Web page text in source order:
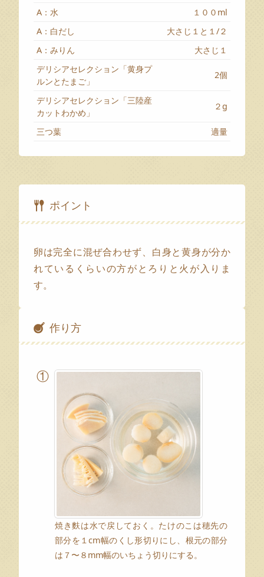
A：水
１００ml
A：白だし
大さじ１と１/２
A：みりん
大さじ１
デリシアセレクション「黄身プ
ルンとたまご」
2個
デリシアセレクション「三陸産
カットわかめ」
２g
三つ葉 適量
ポイント
卵は完全に混ぜ合わせず、白身と黄身が分か
れているくらいの方がとろりと火が入りま
す。
作り方
①
焼き麩は水で戻しておく。たけのこは穂先の
部分を１cm幅のくし形切りにし、根元の部分
は７〜８mm幅のいちょう切りにする。